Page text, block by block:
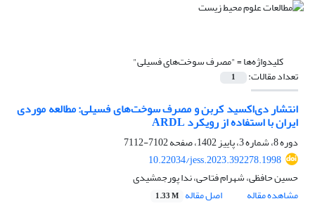
کلیدواژه‌ها ="مصرف سوخت‌های فسیلی"
تعداد مقالات: 1
انتشار دی‌اکسید کربن و مصرف سوخت‌های فسیلی: مطالعه موردی
ایران با استفاده از رویکرد ARDL
دوره 8، شماره 3، پاییز 1402، صفحه
7102-7112
10.22034/jess.2023.392278.1998
حسین حافظی، شهرام فتاحی، ندا پورجمشیدی
مشاهده مقاله
اصل مقاله 1.33 M